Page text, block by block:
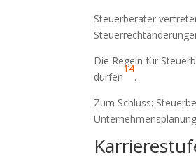
Steuerberater
Die Regeln für
dürfen
14
.
Zum Schluss:
Unternehmensplanung